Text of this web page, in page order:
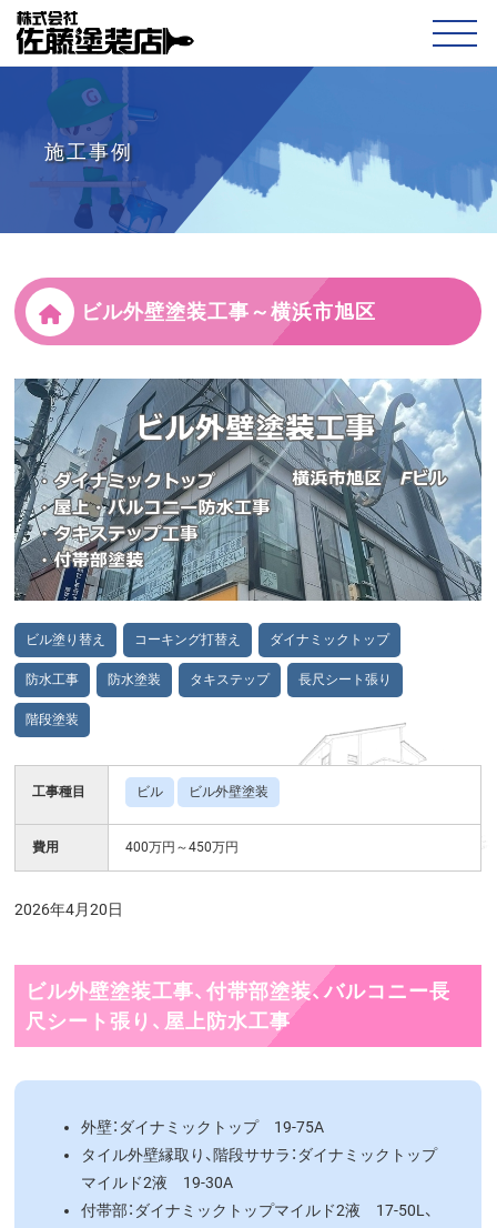
施工事例
ビル外壁塗装工事～横浜市旭区
ビル塗り替え コーキング打替え ダイナミックトップ
防水工事 防水塗装 タキステップ 長尺シート張り
階段塗装
工事種目 ビル ビル外壁塗装
費用 400万円～450万円
2026年4月20日
ビル外壁塗装工事、付帯部塗装、バルコニー長
尺シート張り、屋上防水工事
外壁：ダイナミックトップ 19-75A
タイル外壁縁取り、階段ササラ：ダイナミックトップ
マイルド2液 19-30A
付帯部：ダイナミックトップマイルド2液 17-50L、